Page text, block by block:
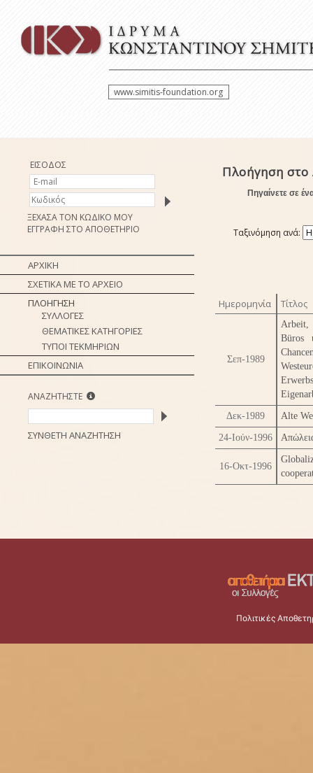
www.simitis-foundation.org
ΕΙΣΟΔΟΣ
ΞΕΧΑΣΑ ΤΟΝ ΚΩΔΙΚΟ ΜΟΥ
ΕΓΓΡΑΦΗ ΣΤΟ ΑΠΟΘΕΤΗΡΙΟ
ΑΡΧΙΚΗ
ΣΧΕΤΙΚΑ ΜΕ ΤΟ ΑΡΧΕΙΟ
ΠΛΟΗΓΗΣΗ
ΣΥΛΛΟΓΕΣ
ΘΕΜΑΤΙΚΕΣ ΚΑΤΗΓΟΡΙΕΣ
ΤΥΠΟΙ ΤΕΚΜΗΡΙΩΝ
ΕΠΙΚΟΙΝΩΝΙΑ
ΑΝΑΖΗΤΗΣΤΕ
ΣΥΝΘΕΤΗ ΑΝΑΖΗΤΗΣΗ
Πλοήγηση
Πηγαίνετε σε
Ταξινόμηση ανά:
Ημερομηνία Τίτλος
Σεπ-1989
Büros
Δεκ-1989 Alte
24-Ιούν-1996
16-Οκτ-1996